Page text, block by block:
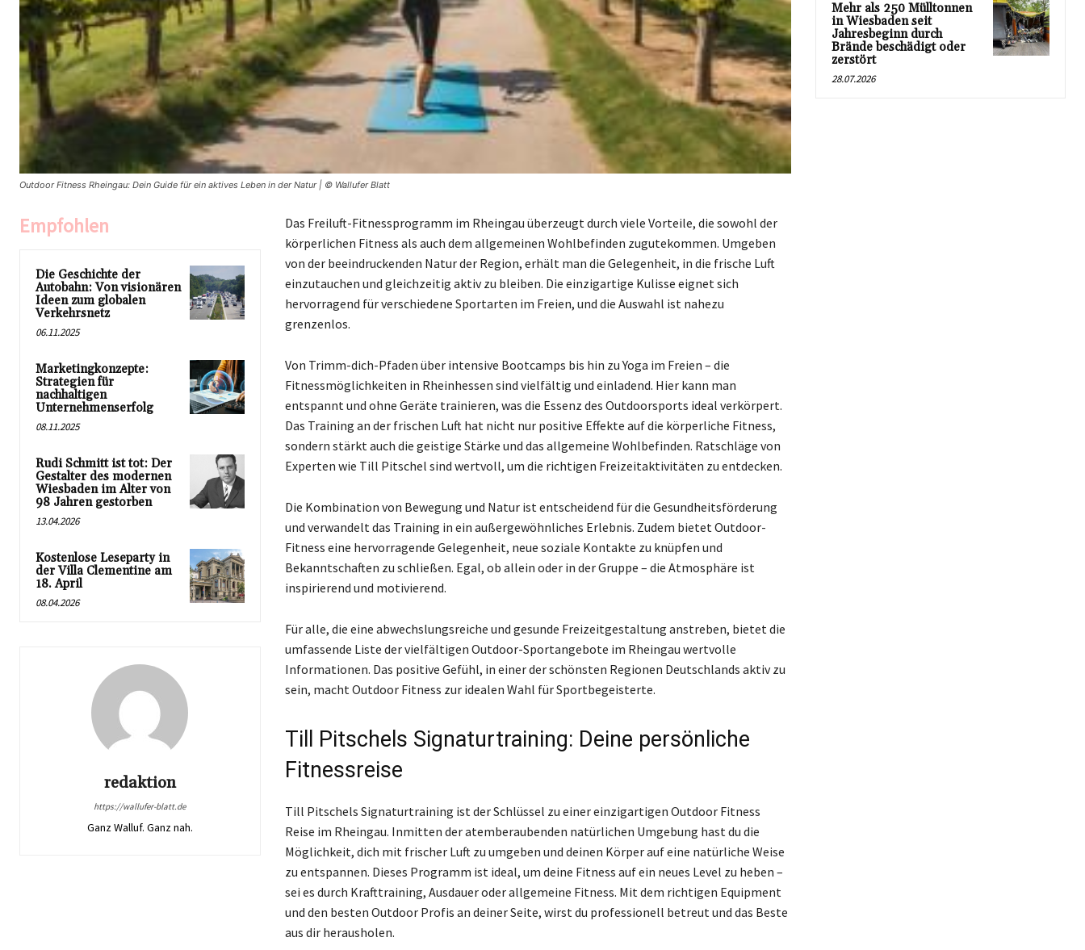
Outdoor Fitness Rheingau: Dein Guide für ein aktives Leben in der Natur | © Wallufer Blatt
Empfohlen
Die Geschichte der
Autobahn: Von visionären
Ideen zum globalen
Verkehrsnetz
06.11.2025
Marketingkonzepte:
Strategien für
nachhaltigen
Unternehmenserfolg
08.11.2025
Rudi Schmitt ist tot: Der
Gestalter des modernen
Wiesbaden im Alter von
98 Jahren gestorben
13.04.2026
Kostenlose Leseparty in
der Villa Clementine am
18. April
08.04.2026
redaktion
https://wallufer-blatt.de
Ganz Walluf. Ganz nah.
Das Freiluft-Fitnessprogramm im Rheingau überzeugt durch viele Vorteile, die sowohl der
körperlichen Fitness als auch dem allgemeinen Wohlbefinden zugutekommen. Umgeben
von der beeindruckenden Natur der Region, erhält man die Gelegenheit, in die frische Luft
einzutauchen und gleichzeitig aktiv zu bleiben. Die einzigartige Kulisse eignet sich
hervorragend für verschiedene Sportarten im Freien, und die Auswahl ist nahezu
grenzenlos.
Von Trimm-dich-Pfaden über intensive Bootcamps bis hin zu Yoga im Freien – die
Fitnessmöglichkeiten in Rheinhessen sind vielfältig und einladend. Hier kann man
entspannt und ohne Geräte trainieren, was die Essenz des Outdoorsports ideal verkörpert.
Das Training an der frischen Luft hat nicht nur positive Effekte auf die körperliche Fitness,
sondern stärkt auch die geistige Stärke und das allgemeine Wohlbefinden. Ratschläge von
Experten wie Till Pitschel sind wertvoll, um die richtigen Freizeitaktivitäten zu entdecken.
Die Kombination von Bewegung und Natur ist entscheidend für die Gesundheitsförderung
und verwandelt das Training in ein außergewöhnliches Erlebnis. Zudem bietet Outdoor-
Fitness eine hervorragende Gelegenheit, neue soziale Kontakte zu knüpfen und
Bekanntschaften zu schließen. Egal, ob allein oder in der Gruppe – die Atmosphäre ist
inspirierend und motivierend.
Für alle, die eine abwechslungsreiche und gesunde Freizeitgestaltung anstreben, bietet die
umfassende Liste der vielfältigen Outdoor-Sportangebote im Rheingau wertvolle
Informationen. Das positive Gefühl, in einer der schönsten Regionen Deutschlands aktiv zu
sein, macht Outdoor Fitness zur idealen Wahl für Sportbegeisterte.
Till Pitschels Signaturtraining: Deine persönliche
Fitnessreise
Till Pitschels Signaturtraining ist der Schlüssel zu einer einzigartigen Outdoor Fitness
Reise im Rheingau. Inmitten der atemberaubenden natürlichen Umgebung hast du die
Möglichkeit, dich mit frischer Luft zu umgeben und deinen Körper auf eine natürliche Weise
zu entspannen. Dieses Programm ist ideal, um deine Fitness auf ein neues Level zu heben –
sei es durch Krafttraining, Ausdauer oder allgemeine Fitness. Mit dem richtigen Equipment
und den besten Outdoor Profis an deiner Seite, wirst du professionell betreut und das Beste
aus dir herausholen.
Mehr als 250 Mülltonnen
in Wiesbaden seit
Jahresbeginn durch
Brände beschädigt oder
zerstört
28.07.2026